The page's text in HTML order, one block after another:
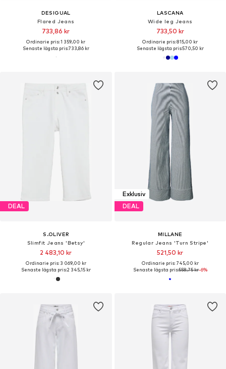
DESIGUAL
Flared Jeans
733,86 kr
Ordinarie pris: 1 359,00 kr
Senaste lägsta pris:733,86 kr
LASCANA
Wide leg Jeans
733,50 kr
Ordinarie pris: 815,00 kr
Senaste lägsta pris:570,50 kr
DEAL
S.OLIVER
Slimfit Jeans 'Betsy'
2 483,10 kr
Ordinarie pris: 3 069,00 kr
Senaste lägsta pris:2 345,15 kr
Exklusiv
DEAL
MILLANE
Regular Jeans 'Turn Stripe'
521,50 kr
Ordinarie pris: 745,00 kr
Senaste lägsta pris:558,75 kr-6%